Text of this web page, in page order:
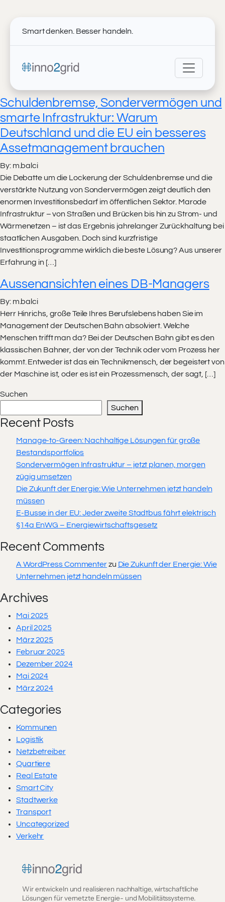
Smart denken. Besser handeln.
Schuldenbremse, Sondervermögen und
smarte Infrastruktur: Warum
Deutschland und die EU ein besseres
Assetmanagement brauchen
By: m.balci
Die Debatte um die Lockerung der Schuldenbremse und die
verstärkte Nutzung von Sondervermögen zeigt deutlich den
enormen Investitionsbedarf im öffentlichen Sektor. Marode
Infrastruktur – von Straßen und Brücken bis hin zu Strom- und
Wärmenetzen – ist das Ergebnis jahrelanger Zurückhaltung bei
staatlichen Ausgaben. Doch sind kurzfristige
Investitionsprogramme wirklich die beste Lösung? Aus unserer
Erfahrung in […]
Aussenansichten eines DB-Managers
By: m.balci
Herr Hinrichs, große Teile Ihres Berufslebens haben Sie im
Management der Deutschen Bahn absolviert. Welche
Menschen trifft man da? Bei der Deutschen Bahn gibt es den
klassischen Bahner, der von der Technik oder vom Prozess her
kommt. Entweder ist das ein Technikmensch, der begeistert von
der Maschine ist, oder es ist ein Prozessmensch, der sagt, […]
Suchen
Suchen
Recent Posts
Manage-to-Green: Nachhaltige Lösungen für große
Bestandsportfolios
Sondervermögen Infrastruktur – jetzt planen, morgen
zügig umsetzen
Die Zukunft der Energie: Wie Unternehmen jetzt handeln
müssen
E-Busse in der EU: Jeder zweite Stadtbus fährt elektrisch
§14a EnWG – Energiewirtschaftsgesetz
Recent Comments
A WordPress Commenterzu Die Zukunft der Energie: Wie
Unternehmen jetzt handeln müssen
Archives
Mai 2025
April 2025
März 2025
Februar 2025
Dezember 2024
Mai 2024
März 2024
Categories
Kommunen
Logistik
Netzbetreiber
Quartiere
Real Estate
Smart City
Stadtwerke
Transport
Uncategorized
Verkehr
Wir entwickeln und realisieren nachhaltige, wirtschaftliche
Lösungen für vernetzte Energie- und Mobilitätssysteme.